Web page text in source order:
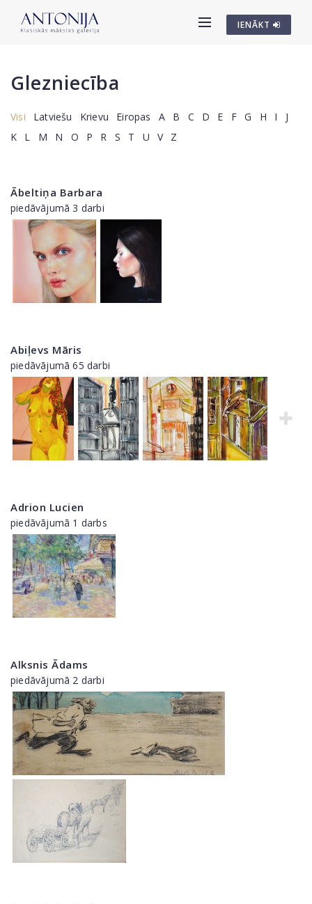
IENĀKT
Glezniecība
Visi Latviešu Krievu Eiropas A B C D E F G H I
J
K
L M N O P R S T U V Z
Ābeltiņa Barbara
piedāvājumā 3 darbi
Abiļevs Māris
piedāvājumā 65 darbi
Adrion Lucien
piedāvājumā 1 darbs
Alksnis Ādams
piedāvājumā 2 darbi